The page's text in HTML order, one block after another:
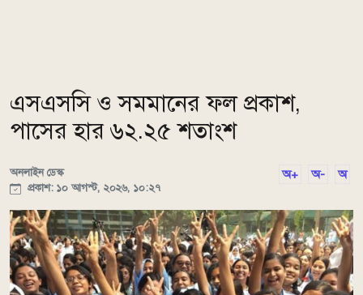
এসএসসি ও সমমানের ফল প্রকাশ,
পাসের হার ৬২.২৫ শতাংশ
অনলাইন ডেস্ক
প্রকাশ: ১০ আগস্ট, ২০২৬, ১০:২৭
অ+ অ- অ